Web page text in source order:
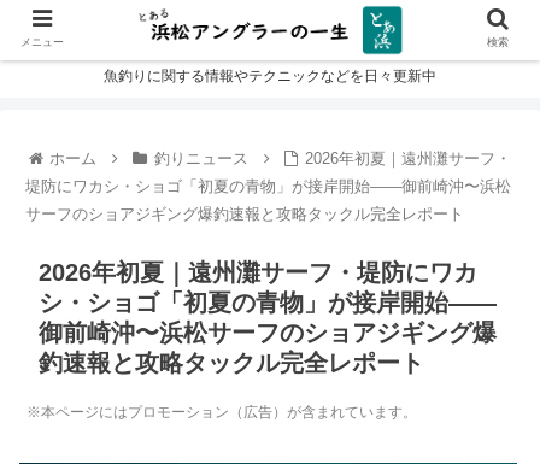
魚釣りに関する情報やテクニックなどを日々更新中
ホーム 釣りニュース
2026年初夏｜遠州灘サーフ・
堤防にワカシ・ショゴ「初夏の青物」が接岸開始——御前崎沖〜浜松
サーフのショアジギング爆釣速報と攻略タックル完全レポート
2026年初夏｜遠州灘サーフ・堤防にワカ
シ・ショゴ「初夏の青物」が接岸開始——
御前崎沖〜浜松サーフのショアジギング爆
釣速報と攻略タックル完全レポート
※本ページにはプロモーション（広告）が含まれています。
メニュー 検索